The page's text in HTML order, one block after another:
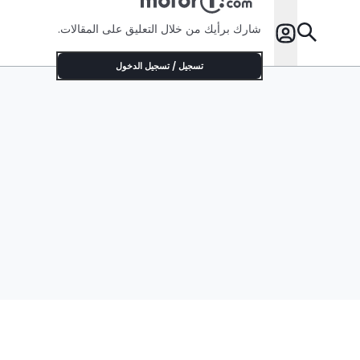
شارك برأيك من خلال التعليق على المقالات.
تسجيل / تسجيل الدخول